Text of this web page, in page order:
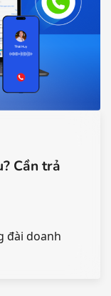
Cần trả
đài doanh